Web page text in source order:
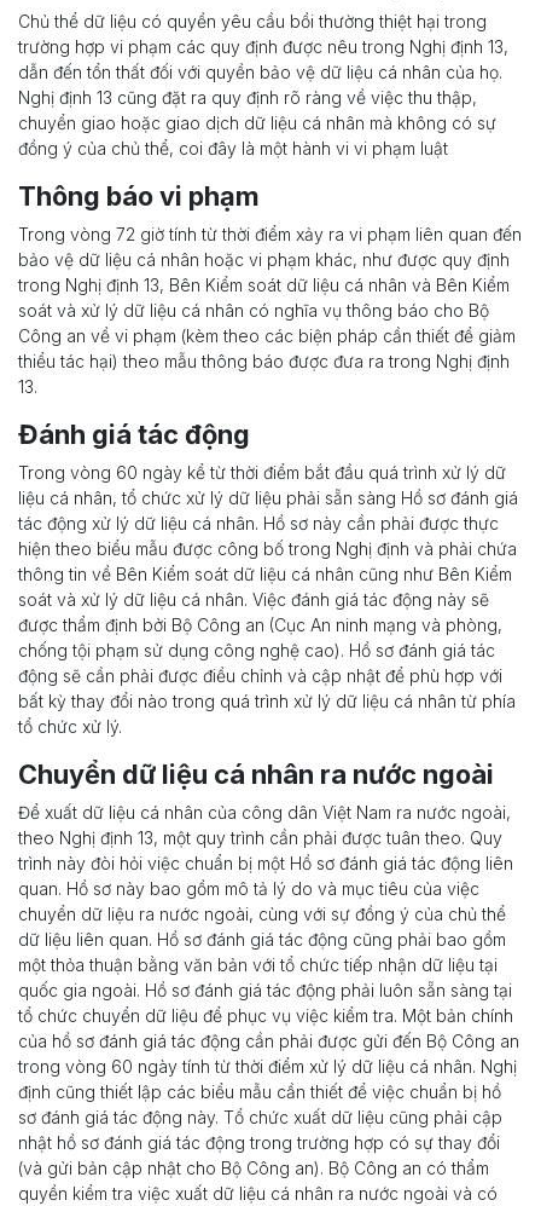
Chủ thể dữ liệu có quyền yêu cầu bồi thường thiệt hại trong
trường hợp vi phạm các quy định được nêu trong Nghị định 13,
dẫn đến tổn thất đối với quyền bảo vệ dữ liệu cá nhân của họ.
Nghị định 13 cũng đặt ra quy định rõ ràng về việc thu thập,
chuyển giao hoặc giao dịch dữ liệu cá nhân mà không có sự
đồng ý của chủ thể, coi đây là một hành vi vi phạm luật
Thông báo vi phạm
Trong vòng 72 giờ tính từ thời điểm xảy ra vi phạm liên quan đến
bảo vệ dữ liệu cá nhân hoặc vi phạm khác, như được quy định
trong Nghị định 13, Bên Kiểm soát dữ liệu cá nhân và Bên Kiểm
soát và xử lý dữ liệu cá nhân có nghĩa vụ thông báo cho Bộ
Công an về vi phạm (kèm theo các biện pháp cần thiết để giảm
thiểu tác hại) theo mẫu thông báo được đưa ra trong Nghị định
13.
Đánh giá tác động
Trong vòng 60 ngày kể từ thời điểm bắt đầu quá trình xử lý dữ
liệu cá nhân, tổ chức xử lý dữ liệu phải sẵn sàng Hồ sơ đánh giá
tác động xử lý dữ liệu cá nhân. Hồ sơ này cần phải được thực
hiện theo biểu mẫu được công bố trong Nghị định và phải chứa
thông tin về Bên Kiểm soát dữ liệu cá nhân cũng như Bên Kiểm
soát và xử lý dữ liệu cá nhân. Việc đánh giá tác động này sẽ
được thẩm định bởi Bộ Công an (Cục An ninh mạng và phòng,
chống tội phạm sử dụng công nghệ cao). Hồ sơ đánh giá tác
động sẽ cần phải được điều chỉnh và cập nhật để phù hợp với
bất kỳ thay đổi nào trong quá trình xử lý dữ liệu cá nhân từ phía
tổ chức xử lý.
Chuyển dữ liệu cá nhân ra nước ngoài
Để xuất dữ liệu cá nhân của công dân Việt Nam ra nước ngoài,
theo Nghị định 13, một quy trình cần phải được tuân theo. Quy
trình này đòi hỏi việc chuẩn bị một Hồ sơ đánh giá tác động liên
quan. Hồ sơ này bao gồm mô tả lý do và mục tiêu của việc
chuyển dữ liệu ra nước ngoài, cùng với sự đồng ý của chủ thể
dữ liệu liên quan. Hồ sơ đánh giá tác động cũng phải bao gồm
một thỏa thuận bằng văn bản với tổ chức tiếp nhận dữ liệu tại
quốc gia ngoài. Hồ sơ đánh giá tác động phải luôn sẵn sàng tại
tổ chức chuyển dữ liệu để phục vụ việc kiểm tra. Một bản chính
của hồ sơ đánh giá tác động cần phải được gửi đến Bộ Công an
trong vòng 60 ngày tính từ thời điểm xử lý dữ liệu cá nhân. Nghị
định cũng thiết lập các biểu mẫu cần thiết để việc chuẩn bị hồ
sơ đánh giá tác động này. Tổ chức xuất dữ liệu cũng phải cập
nhật hồ sơ đánh giá tác động trong trường hợp có sự thay đổi
(và gửi bản cập nhật cho Bộ Công an). Bộ Công an có thẩm
quyền kiểm tra việc xuất dữ liệu cá nhân ra nước ngoài và có